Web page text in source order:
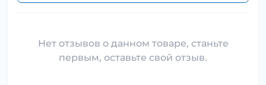
Нет отзывов о данном товаре, станьте
первым, оставьте свой отзыв.